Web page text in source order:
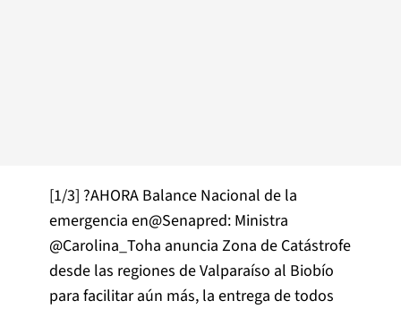
[1/3] ?AHORA Balance Nacional de la
emergencia en@Senapred: Ministra
@Carolina_Toha anuncia Zona de Catástrofe
desde las regiones de Valparaíso al Biobío
para facilitar aún más, la entrega de todos